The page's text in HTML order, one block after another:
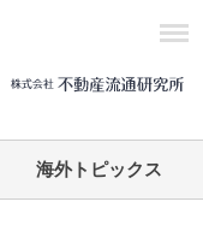
海外トピックス